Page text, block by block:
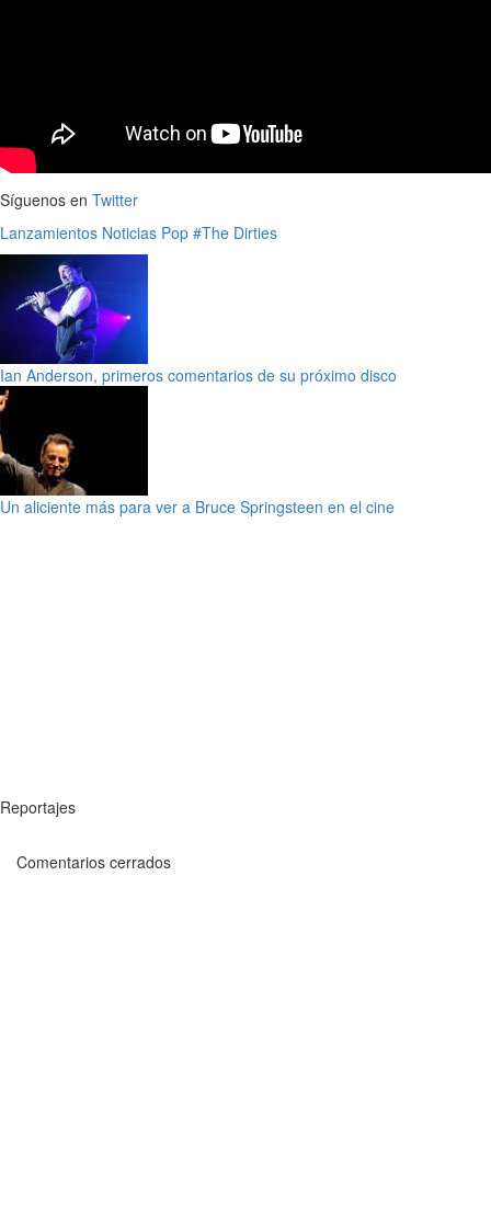
Síguenos en Twitter
Lanzamientos Noticias Pop #The Dirties
Ian Anderson, primeros comentarios de su próximo disco
Un aliciente más para ver a Bruce Springsteen en el cine
Reportajes
Comentarios cerrados